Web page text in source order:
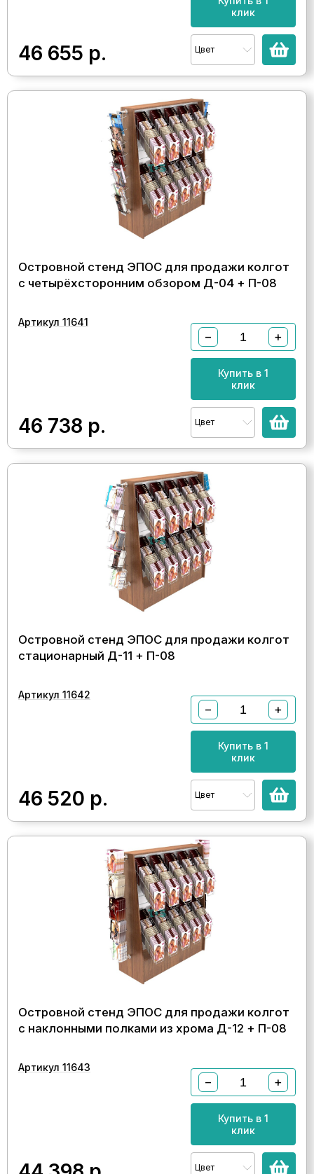
46 655 р.
клик
Цвет
Островной стенд ЭПОС для продажи колгот
с четырёхсторонним обзором Д-04 + П-08
Артикул 11641
46 738 р.
− +
Купить в 1
клик
Цвет
Островной стенд ЭПОС для продажи колгот
стационарный Д-11 + П-08
Артикул 11642
46 520 р.
− +
Купить в 1
клик
Цвет
Островной стенд ЭПОС для продажи колгот
с наклонными полками из хрома Д-12 + П-08
Артикул 11643
− +
Купить в 1
клик
Цвет